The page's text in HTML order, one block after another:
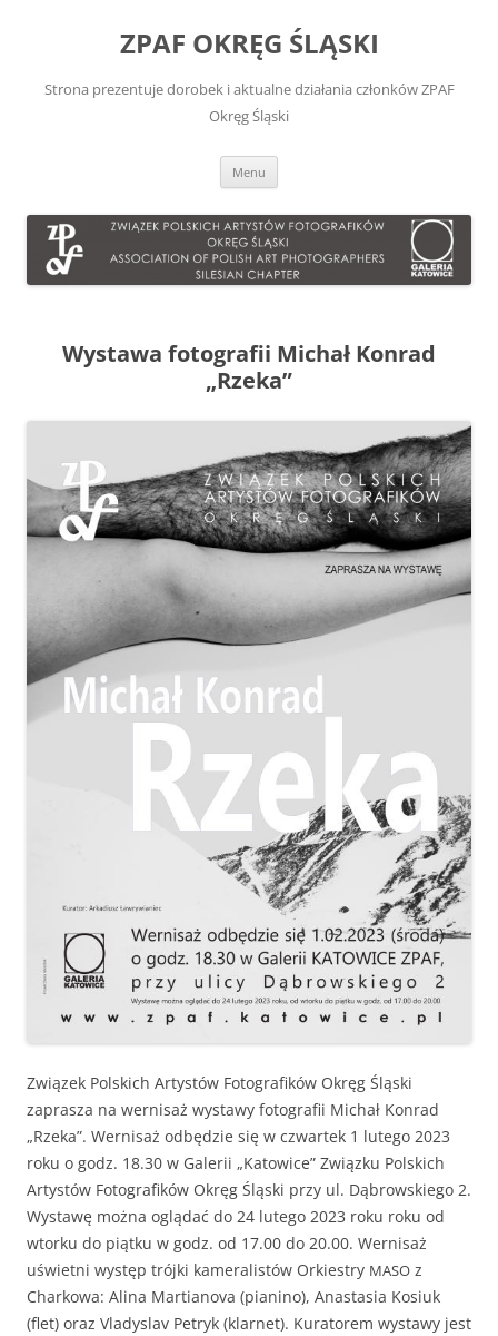
ZPAF OKRĘG ŚLĄSKI
Strona prezentuje dorobek i aktualne działania członków ZPAF
Okręg Śląski
Menu
Wystawa fotografii Michał Konrad
„Rzeka”
Związek Pol­s­kich Artys­tów Fotografików Okręg Śląs­ki
zaprasza na wernisaż wys­tawy fotografii Michał Kon­rad
„Rze­ka”. Wernisaż odbędzie się w czwartek 1 lutego 2023
roku o godz. 18.30 w Galerii „Katow­ice” Związku Pol­s­kich
Artys­tów Fotografików Okręg Śląs­ki przy ul. Dąbrowskiego 2.
Wys­tawę moż­na oglą­dać do 24 lutego 2023 roku roku od
wtorku do piątku w godz. od 17.00 do 20.00. Wernisaż
uświet­ni wys­tęp trój­ki kam­er­al­istów Orkiestry MASO z
Charkowa: Ali­na Mar­tiano­va (piani­no), Anas­ta­sia Kosiuk
(flet) oraz Vla­dyslav Petryk (klar­net). Kura­torem wys­tawy jest